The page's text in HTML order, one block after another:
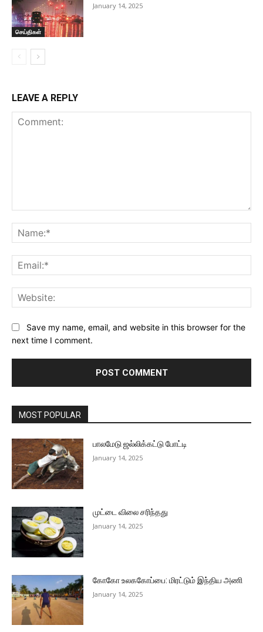
செய்திகள்
January 14, 2025
LEAVE A REPLY
Save my name, email, and website in this browser for the
next time I comment.
MOST POPULAR
பாலமேடு ஜல்லிக்கட்டு போட்டி
January 14, 2025
முட்டை விலை சரிந்தது
January 14, 2025
கோகோ உலககோப்பை: மிரட்டும் இந்திய அணி
January 14, 2025